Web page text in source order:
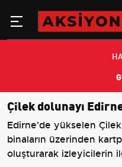
Çilek dolunayı
Edirne'de yükselen
binaların üzerinden
oluşturarak izleyicilerin